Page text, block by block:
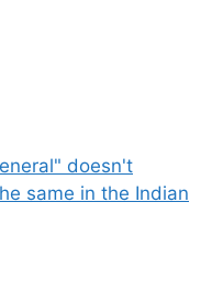
doesn't
same in the Indian